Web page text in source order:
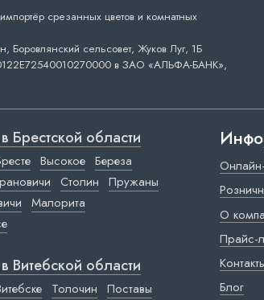
срезанных цветов и комнатных
сельсовет, Жуков Луг, 1Б
в ЗАО «АЛЬФА-БАНК»,
Брестской области
Высокое Береза
Столин Пружаны
Малорита
Витебской области
Толочин Поставы
О
Прайс-
Блог